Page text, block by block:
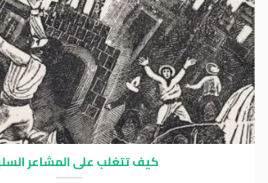
كيف تتغلب على المشاعر